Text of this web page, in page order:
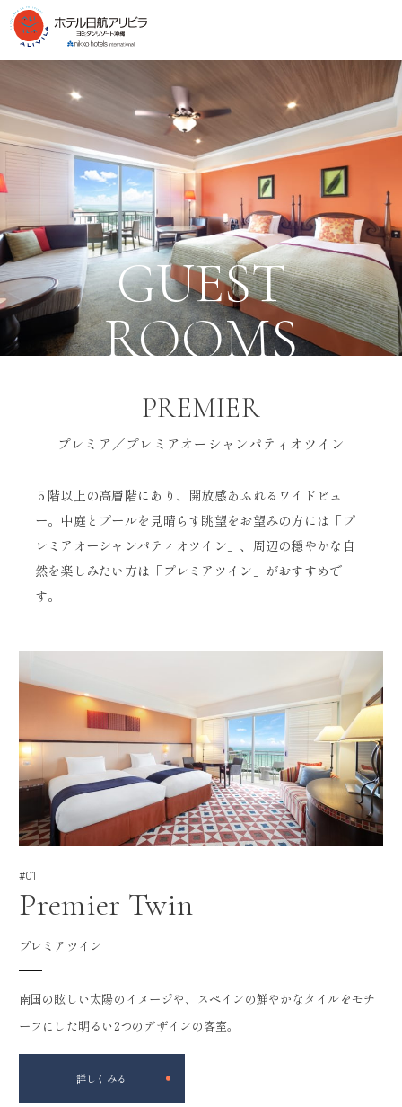
GUEST
ROOMS
PREMIER
プレミア／プレミアオーシャンパティオツイン
５階以上の高層階にあり、開放感あふれるワイドビュ
ー。中庭とプールを見晴らす眺望をお望みの方には「プ
レミアオーシャンパティオツイン」、周辺の穏やかな自
然を楽しみたい方は「プレミアツイン」がおすすめで
す。
#01
Premier Twin
プレミアツイン
南国の眩しい太陽のイメージや、スペインの鮮やかなタイルをモチ
ーフにした明るい2つのデザインの客室。
詳しくみる